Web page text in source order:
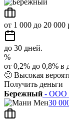
от 1 000 до 20 000
до 30 дней.
%
от 0,2% до 0,8%
🙂 Высокая
Получить деньги
Бережный - ООО
30